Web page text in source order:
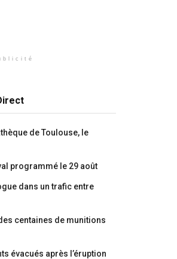
de Toulouse, le
programmé le 29 août
dans un trafic entre
centaines de munitions
évacués après l’éruption